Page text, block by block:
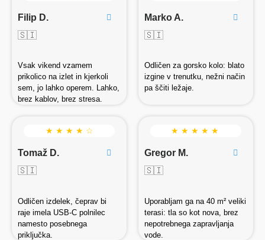
Filip D.
🇸🇮
Vsak vikend vzamem
prikolico na izlet in kjerkoli
sem, jo lahko operem. Lahko,
brez kablov, brez stresa.
Marko A.
🇸🇮
Odličen za gorsko kolo: blato
izgine v trenutku, nežni način
pa ščiti ležaje.
★ ★ ★ ★ ☆
Tomaž D.
🇸🇮
Odličen izdelek, čeprav bi
raje imela USB-C polnilec
namesto posebnega
priključka.
★ ★ ★ ★ ★
Gregor M.
🇸🇮
Uporabljam ga na 40 m² veliki
terasi: tla so kot nova, brez
nepotrebnega zapravljanja
vode.